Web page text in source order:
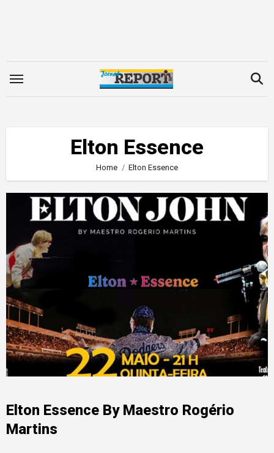
Elton Essence
Home Elton Essence
Elton Essence By Maestro Rogério
Martins